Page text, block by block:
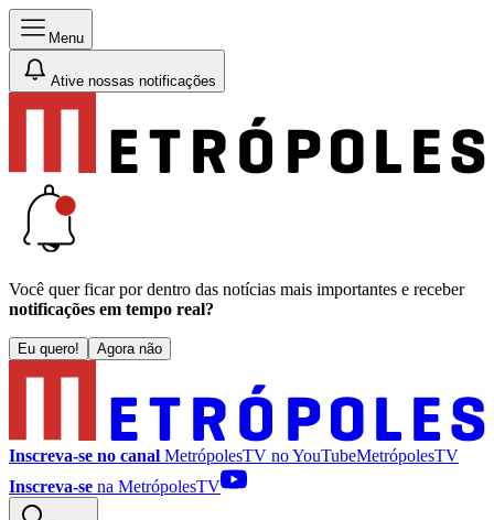
Menu
Ative nossas notificações
Você quer ficar por dentro das notícias mais importantes e receber
notificações em tempo real?
Eu quero! Agora não
Inscreva-se no canal MetrópolesTV noYouTubeMetrópolesTV
Inscreva-se na MetrópolesTV